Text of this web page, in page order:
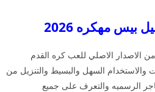
بيس مهكره 2026
الاصدار الاصلي للعب كره القدم
والاستخدام السهل والبسيط والتنزيل من
الرسميه والتعرف على جميع